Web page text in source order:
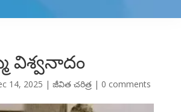
విశ్వనాదం
14, 2025 | జీవిత చరిత్ర| 0 comments